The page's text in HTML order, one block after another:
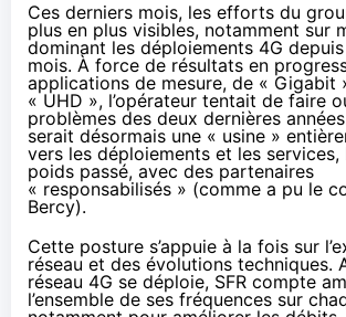
Ces derniers mois, les efforts du
plus en plus visibles, notamment sur
dominant les déploiements 4G
mois. À force de résultats en
applications de mesure, de « Gigabit
« UHD », l’opérateur tentait de faire
problèmes des deux dernières
serait désormais une « usine »
vers les déploiements et les
poids passé, avec des partenaires
« responsabilisés » (comme a pu le
Bercy).
Cette posture s’appuie à la fois sur
réseau et des évolutions techniques.
réseau 4G se déploie, SFR compte
l’ensemble de ses fréquences sur